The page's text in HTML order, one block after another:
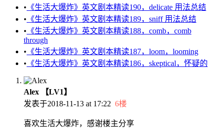
• 《生活大爆炸》英文剧本精读190，delicate 用法总结
• 《生活大爆炸》英文剧本精读189，sniff 用法总结
• 《生活大爆炸》英文剧本精读188，comb，comb
through
• 《生活大爆炸》英文剧本精读187，loom，looming
• 《生活大爆炸》英文剧本精读186，skeptical，怀疑的
Alex
【LV1】
发表于2018-11-13 at 17:22 6楼
喜欢生活大爆炸，感谢楼主分享